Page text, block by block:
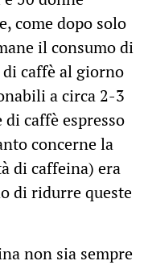
come dopo solo
il consumo di
caffè al giorno
a circa 2-3
caffè espresso
concerne la
di caffeina) era
di ridurre queste
non sia sempre